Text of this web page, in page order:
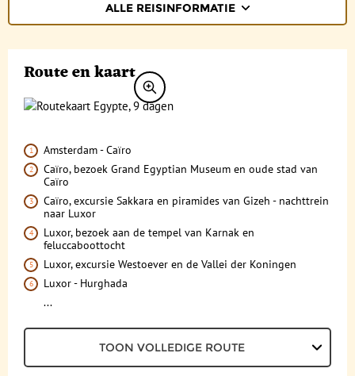
ALLE REISINFORMATIE
VERTREKDATA/PRIJS
REVIEWS
Accommodatie
Vliegreis
Vervoer
Bij de reis inbegrepen
Geldzaken
FAQ
FOTO'S EN VIDEO
REIS BOEKEN
Route en kaart
Amsterdam - Caïro
Caïro, bezoek Grand Egyptian Museum en oude stad van
Caïro
Caïro, excursie Sakkara en piramides van Gizeh - nachttrein
naar Luxor
Luxor, bezoek aan de tempel van Karnak en
feluccaboottocht
Luxor, excursie Westoever en de Vallei der Koningen
Luxor - Hurghada
...
TOON VOLLEDIGE ROUTE